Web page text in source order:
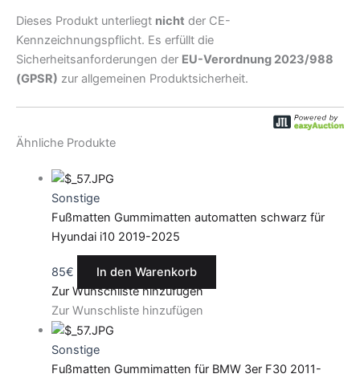
Dieses Produkt unterliegt nicht der CE-
Kennzeichnungspflicht. Es erfüllt die
Sicherheitsanforderungen der EU-Verordnung 2023/988
(GPSR) zur allgemeinen Produktsicherheit.
Ähnliche Produkte
Sonstige
Fußmatten Gummimatten automatten schwarz für
Hyundai i10 2019-2025
85€
In den Warenkorb
Zur Wunschliste hinzufügen
Zur Wunschliste hinzufügen
Sonstige
Fußmatten Gummimatten für BMW 3er F30 2011-